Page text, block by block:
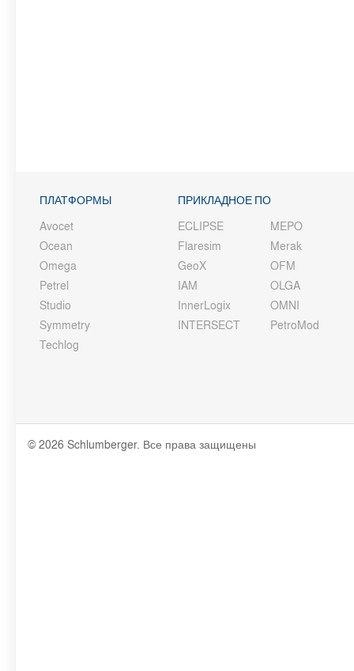
ПЛАТФОРМЫ
Avocet
Ocean
Omega
Petrel
Studio
Symmetry
Techlog
ПРИКЛАДНОЕ ПО
ECLIPSE
Flaresim
GeoX
IAM
InnerLogix
INTERSECT
MEPO
Merak
OFM
OLGA
OMNI
PetroMod
© 2026 Schlumberger. Все права защищены